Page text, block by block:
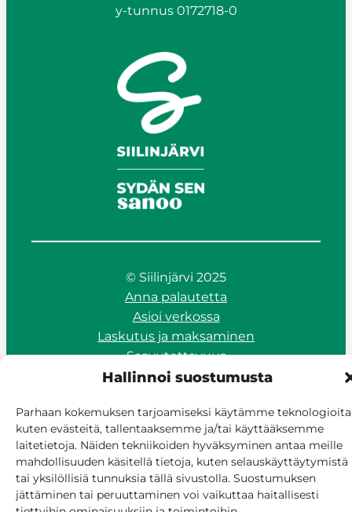
Hallinnoi suostumusta
Parhaan kokemuksen tarjoamiseksi käytämme
kuten evästeitä, tallentaaksemme ja/tai käyttääksemme
laitetietoja. Näiden tekniikoiden hyväksyminen antaa meille
mahdollisuuden käsitellä tietoja, kuten selauskäyttäytymistä
tai yksilöllisiä tunnuksia tällä sivustolla. Suostumuksen
jättäminen tai peruuttaminen voi vaikuttaa haitallisesti
y-tunnus 0172718-0
© Siilinjärvi 2025
Anna palautetta
Asioi verkossa
Laskutus ja maksaminen
Saavutettavuus
Evästekäytäntö